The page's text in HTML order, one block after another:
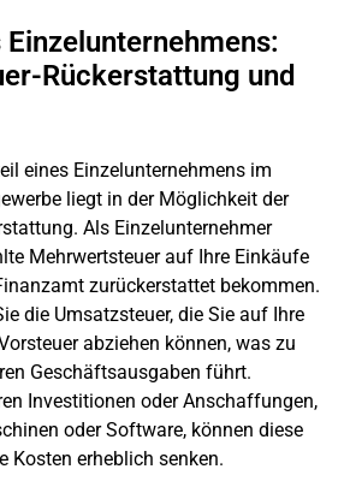
Rückerstattung und
eines Einzelunternehmens im
liegt in der Möglichkeit der
Als Einzelunternehmer
Mehrwertsteuer auf Ihre Einkäufe
zurückerstattet bekommen.
die Umsatzsteuer, die Sie auf Ihre
abziehen können, was zu
Geschäftsausgaben führt.
Investitionen oder Anschaffungen,
oder Software, können diese
Kosten erheblich senken.